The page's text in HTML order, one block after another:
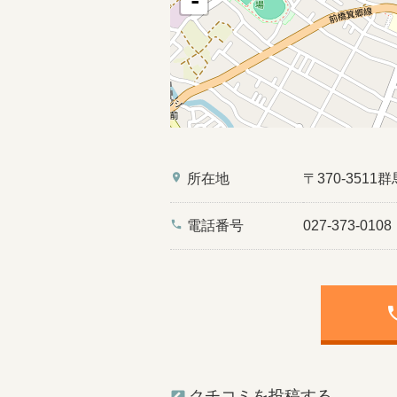
place 所在地 〒370-3511群
phone 電話番号 027-373-0108